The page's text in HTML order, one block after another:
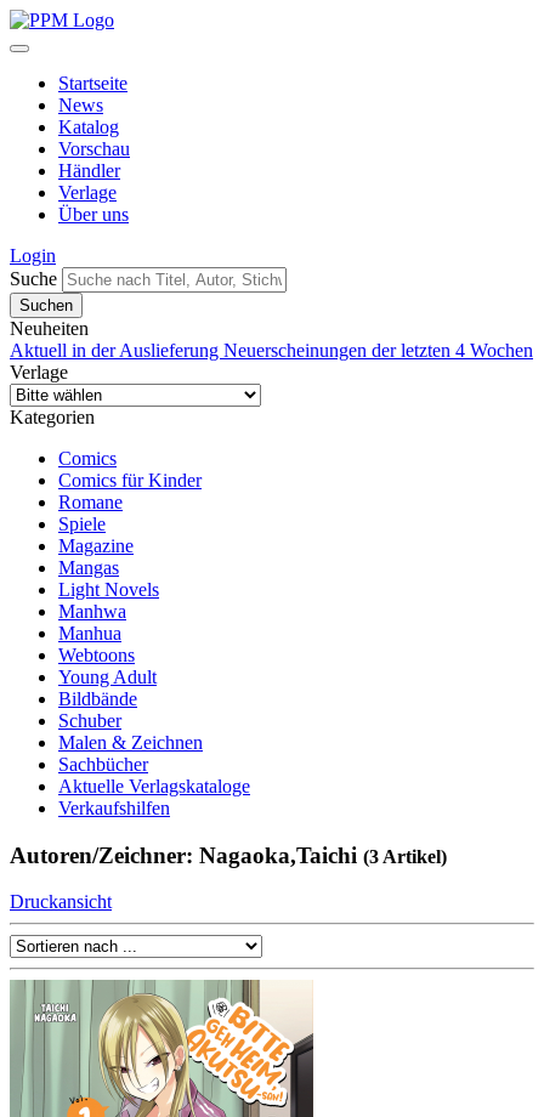
Startseite
News
Katalog
Vorschau
Händler
Verlage
Über uns
Login
Suche
Neuheiten
Aktuell in der Auslieferung Neuerscheinungen der letzten 4 Wochen
Verlage
Kategorien
Comics
Comics für Kinder
Romane
Spiele
Magazine
Mangas
Light Novels
Manhwa
Manhua
Webtoons
Young Adult
Bildbände
Schuber
Malen & Zeichnen
Sachbücher
Aktuelle Verlagskataloge
Verkaufshilfen
Autoren/Zeichner: Nagaoka,Taichi (3 Artikel)
Druckansicht